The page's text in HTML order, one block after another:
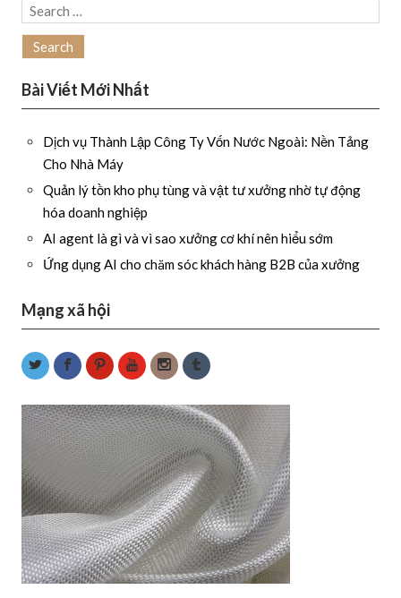
Search
for:
Bài Viết Mới Nhất
Dịch vụ Thành Lập Công Ty Vốn Nước Ngoài: Nền Tảng
Cho Nhà Máy
Quản lý tồn kho phụ tùng và vật tư xưởng nhờ tự động
hóa doanh nghiệp
AI agent là gì và vì sao xưởng cơ khí nên hiểu sớm
Ứng dụng AI cho chăm sóc khách hàng B2B của xưởng
Mạng xã hội